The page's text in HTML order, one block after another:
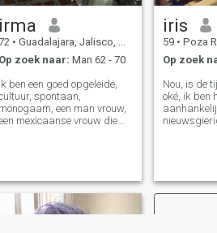
irma
• Guadalajara, Jalisco, Mexico
Op zoek naar: Man 62 - 70
Ik ben een goed opgeleide,
spontaan,
monogaam, een man vrouw,
mexicaanse vrouw die
beter mens. Ik hou van
lezen, tuinieren, proberen te
leren hoe spelen de piano,
galerieën, dansen, levende
iris
59 • Poza Rica
Op zoek
Nou, is de
oké, ik ben
eerlijk, ik
bid voor de